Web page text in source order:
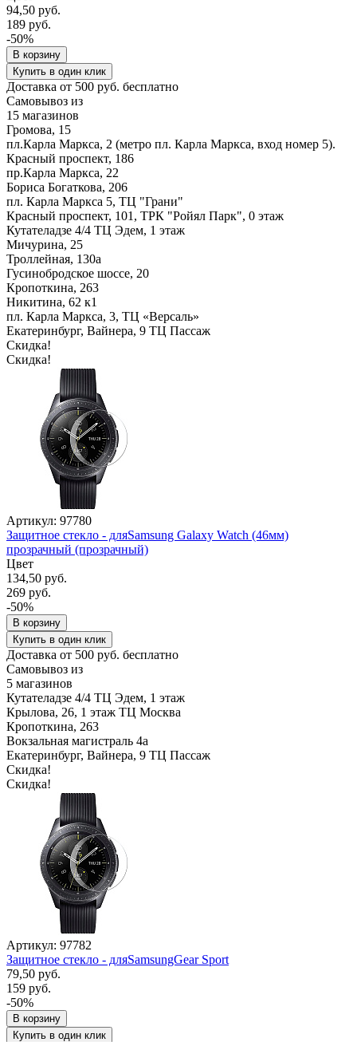
94,50 руб.
189 руб.
-50%
В корзину
Купить в один клик
Доставка от 500 руб. бесплатно
Самовывоз из
15 магазинов
Громова, 15
пл.Карла Маркса, 2 (метро пл. Карла Маркса, вход номер 5).
Красный проспект, 186
пр.Карла Маркса, 22
Бориса Богаткова, 206
пл. Карла Маркса 5, ТЦ "Грани"
Красный проспект, 101, ТРК "Ройял Парк", 0 этаж
Кутателадзе 4/4 ТЦ Эдем, 1 этаж
Мичурина, 25
Троллейная, 130а
Гусинобродское шоссе, 20
Кропоткина, 263
Никитина, 62 к1
пл. Карла Маркса, 3, ТЦ «Версаль»
Екатеринбург, Вайнера, 9 ТЦ Пассаж
Скидка!
Скидка!
Артикул: 97780
Защитное стекло - дляSamsung Galaxy Watch (46мм)
прозрачный (прозрачный)
Цвет
134,50 руб.
269 руб.
-50%
В корзину
Купить в один клик
Доставка от 500 руб. бесплатно
Самовывоз из
5 магазинов
Кутателадзе 4/4 ТЦ Эдем, 1 этаж
Крылова, 26, 1 этаж ТЦ Москва
Кропоткина, 263
Вокзальная магистраль 4а
Екатеринбург, Вайнера, 9 ТЦ Пассаж
Скидка!
Скидка!
Артикул: 97782
Защитное стекло - дляSamsungGear Sport
79,50 руб.
159 руб.
-50%
В корзину
Купить в один клик